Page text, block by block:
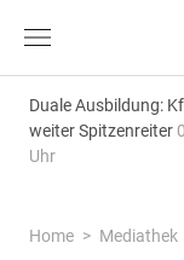
Duale Ausbildung:
weiter Spitzenreiter
Uhr
Home Mediathek